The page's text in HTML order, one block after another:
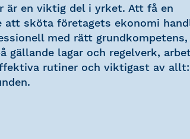
är en viktig del i yrket. Att få en
att sköta företagets ekonomi
med rätt grundkompetens,
gällande lagar och regelverk,
rutiner och viktigast av